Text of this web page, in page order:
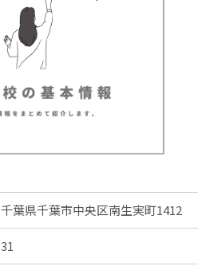
千葉県千葉市中央区南生実町1412
31